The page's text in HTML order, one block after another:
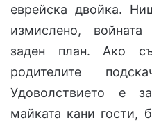
еврейска двойка.
измислено,
заден план. Ако
родителите
Удоволствието е
майката кани гости,